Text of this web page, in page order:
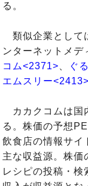
る。
類似企業として
ンターネットメデ
コム<2371>
ぐ
エムスリー<2413>
カカクコムは国
る。株価の予想
飲食店の情報サイ
主な収益源。株価
レシピの投稿・検